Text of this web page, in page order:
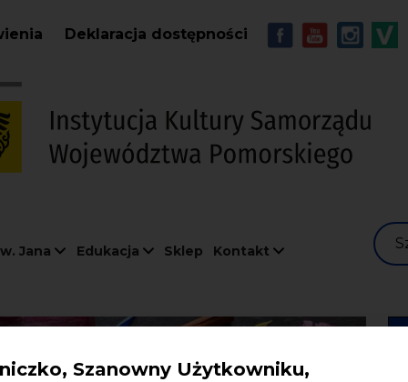
Szanowny Użytkowniku,
Deklaracja dostępności MENU -
Jana Edukacja Sklep Kontakt